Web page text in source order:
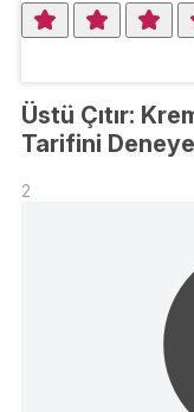
Üstü Çıtır:
Tarifini
2